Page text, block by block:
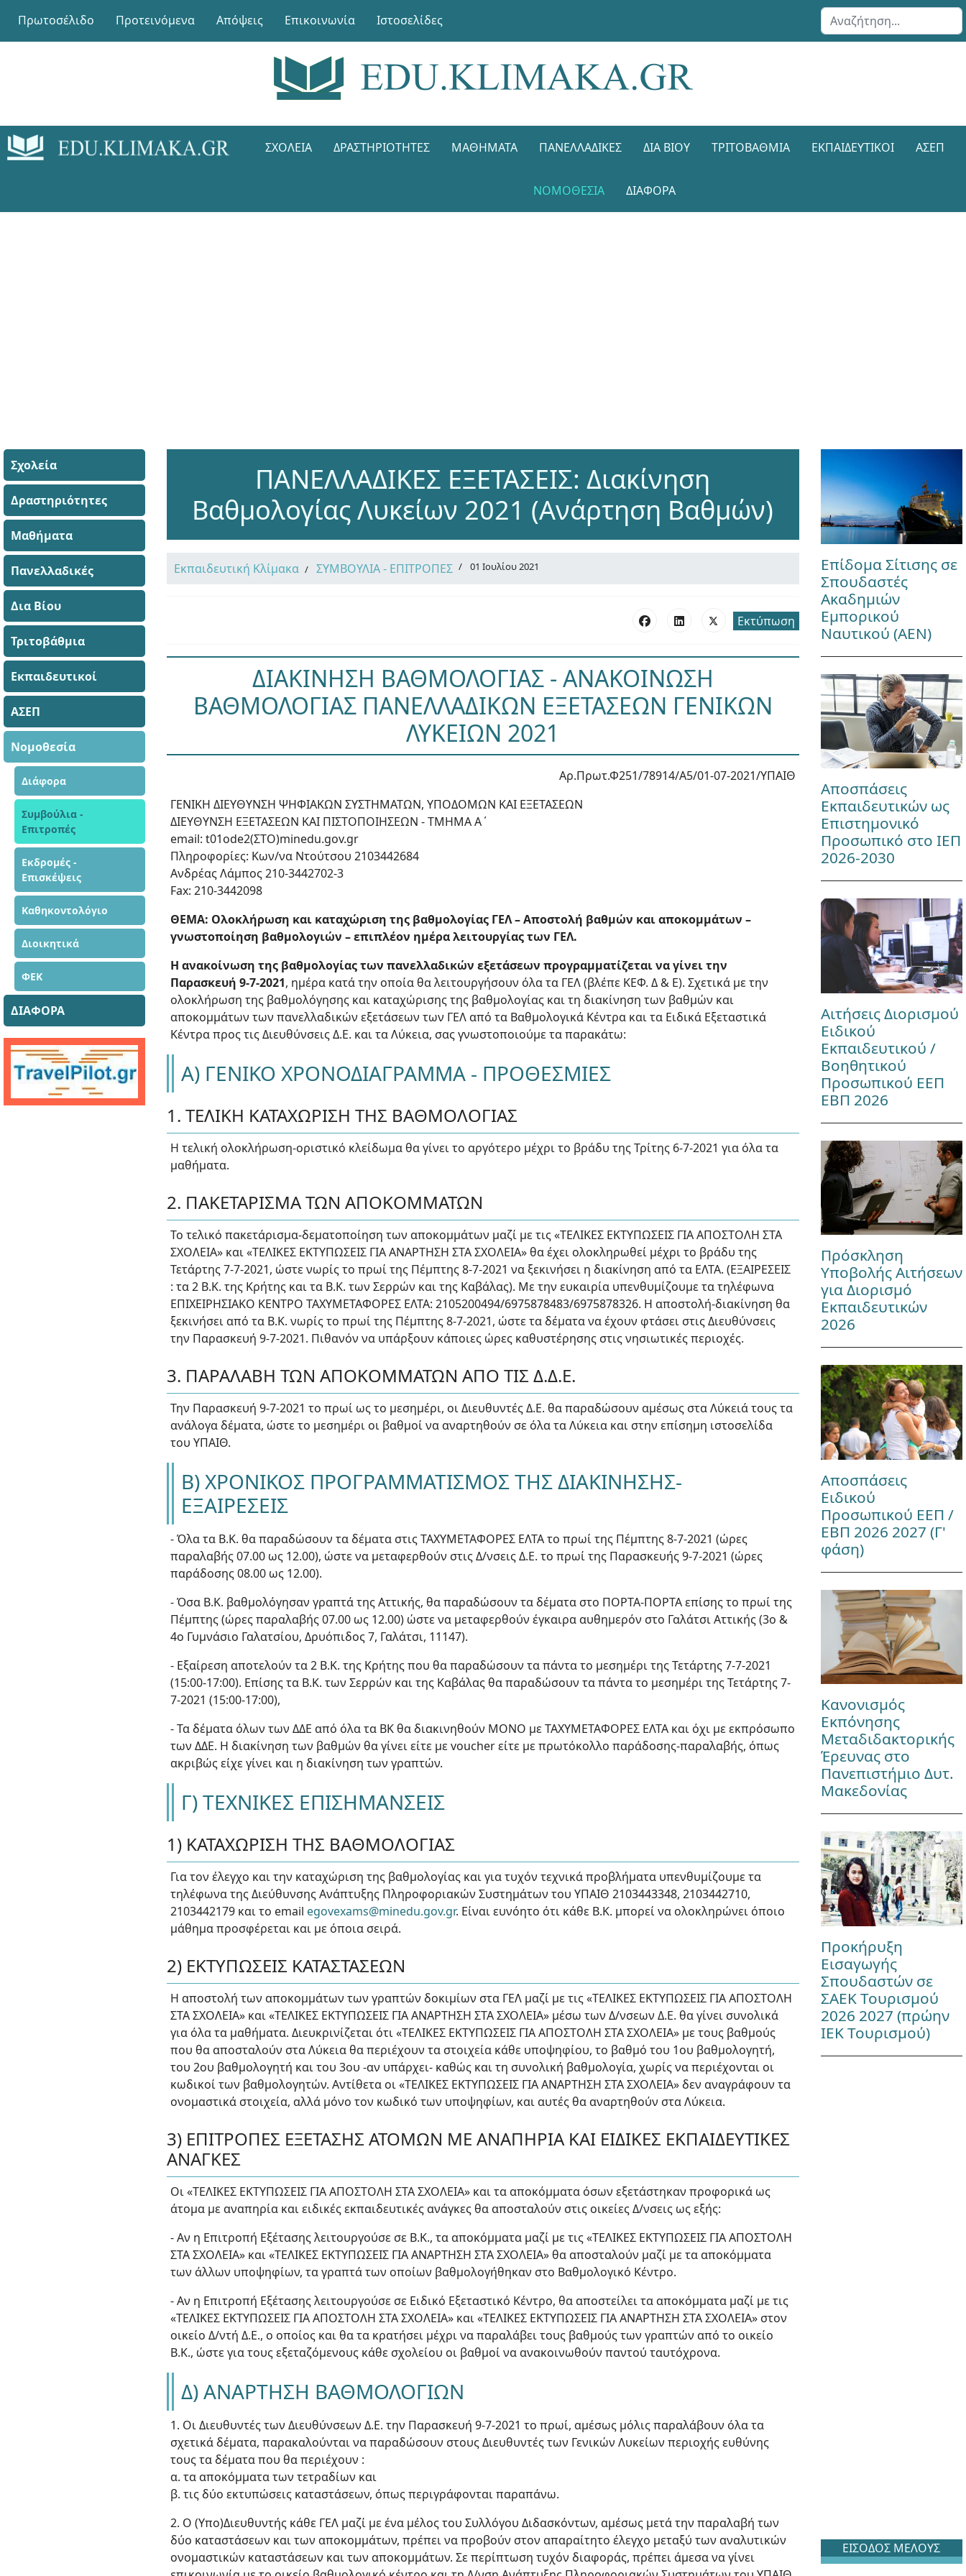
Πρωτοσέλιδο Προτεινόμενα Απόψεις Επικοινωνία Ιστοσελίδες Αναζήτηση...
ΣΧΟΛΕΊΑ ΔΡΑΣΤΗΡΙΌΤΗΤΕΣ ΜΑΘΉΜΑΤΑ ΠΑΝΕΛΛΑΔΙΚΈΣ ΔΙΑ ΒΊΟΥ ΤΡΙΤΟΒΆΘΜΙΑ ΕΚΠΑΙΔΕΥΤΙΚΟΊ ΑΣΕΠ
ΝΟΜΟΘΕΣΊΑ ΔΙΑΦΟΡΑ
Σχολεία
Δραστηριότητες
Μαθήματα
Πανελλαδικές
Δια Βίου
Τριτοβάθμια
Εκπαιδευτικοί
ΑΣΕΠ
Νομοθεσία
Διάφορα
Συμβούλια -
Επιτροπές
Εκδρομές -
Επισκέψεις
Καθηκοντολόγιο
Διοικητικά
ΦΕΚ
ΔΙΑΦΟΡΑ
ΠΑΝΕΛΛΑΔΙΚΕΣ ΕΞΕΤΑΣΕΙΣ: Διακίνηση
Βαθμολογίας Λυκείων 2021 (Ανάρτηση Βαθμών)
Εκπαιδευτική Κλίμακα ΣΥΜΒΟΥΛΙΑ - ΕΠΙΤΡΟΠΕΣ 01 Ιουλίου 2021
Εκτύπωση
ΔΙΑΚΙΝΗΣΗ ΒΑΘΜΟΛΟΓΙΑΣ - ΑΝΑΚΟΙΝΩΣΗ
ΒΑΘΜΟΛΟΓΙΑΣ ΠΑΝΕΛΛΑΔΙΚΩΝ ΕΞΕΤΑΣΕΩΝ ΓΕΝΙΚΩΝ
ΛΥΚΕΙΩΝ 2021
Αρ.Πρωτ.Φ251/78914/Α5/01-07-2021/ΥΠΑΙΘ
ΓΕΝΙΚΗ ΔΙΕΥΘΥΝΣΗ ΨΗΦΙΑΚΩΝ ΣΥΣΤΗΜΑΤΩΝ, ΥΠΟΔΟΜΩΝ ΚΑΙ ΕΞΕΤΑΣΕΩΝ
ΔΙΕΥΘΥΝΣΗ ΕΞΕΤΑΣΕΩΝ ΚΑΙ ΠΙΣΤΟΠΟΙΗΣΕΩΝ - ΤΜΗΜΑ Α΄
email: t01ode2(ΣΤΟ)minedu.gov.gr
Πληροφορίες: Κων/να Ντούτσου 2103442684
Ανδρέας Λάμπος 210-3442702-3
Fax: 210-3442098
ΘΕΜΑ: Ολοκλήρωση και καταχώριση της βαθμολογίας ΓΕΛ – Αποστολή βαθμών και αποκομμάτων –
γνωστοποίηση βαθμολογιών – επιπλέον ημέρα λειτουργίας των ΓΕΛ.
Η ανακοίνωση της βαθμολογίας των πανελλαδικών εξετάσεων προγραμματίζεται να γίνει την
Παρασκευή 9-7-2021, ημέρα κατά την οποία θα λειτουργήσουν όλα τα ΓΕΛ (βλέπε ΚΕΦ. Δ & Ε). Σχετικά με την
ολοκλήρωση της βαθμολόγησης και καταχώρισης της βαθμολογίας και τη διακίνηση των βαθμών και
αποκομμάτων των πανελλαδικών εξετάσεων των ΓΕΛ από τα Βαθμολογικά Κέντρα και τα Ειδικά Εξεταστικά
Κέντρα προς τις Διευθύνσεις Δ.Ε. και τα Λύκεια, σας γνωστοποιούμε τα παρακάτω:
Α) ΓΕΝΙΚΟ ΧΡΟΝΟΔΙΑΓΡΑΜΜΑ - ΠΡΟΘΕΣΜΙΕΣ
1. ΤΕΛΙΚΗ ΚΑΤΑΧΩΡΙΣΗ ΤΗΣ ΒΑΘΜΟΛΟΓΙΑΣ
Η τελική ολοκλήρωση-οριστικό κλείδωμα θα γίνει το αργότερο μέχρι το βράδυ της Τρίτης 6-7-2021 για όλα τα
μαθήματα.
2. ΠΑΚΕΤΑΡΙΣΜΑ ΤΩΝ ΑΠΟΚΟΜΜΑΤΩΝ
Το τελικό πακετάρισμα-δεματοποίηση των αποκομμάτων μαζί με τις «ΤΕΛΙΚΕΣ ΕΚΤΥΠΩΣΕΙΣ ΓΙΑ ΑΠΟΣΤΟΛΗ ΣΤΑ
ΣΧΟΛΕΙΑ» και «ΤΕΛΙΚΕΣ ΕΚΤΥΠΩΣΕΙΣ ΓΙΑ ΑΝΑΡΤΗΣΗ ΣΤΑ ΣΧΟΛΕΙΑ» θα έχει ολοκληρωθεί μέχρι το βράδυ της
Τετάρτης 7-7-2021, ώστε νωρίς το πρωί της Πέμπτης 8-7-2021 να ξεκινήσει η διακίνηση από τα ΕΛΤΑ. (ΕΞΑΙΡΕΣΕΙΣ
: τα 2 Β.Κ. της Κρήτης και τα Β.Κ. των Σερρών και της Καβάλας). Με την ευκαιρία υπενθυμίζουμε τα τηλέφωνα
ΕΠΙΧΕΙΡΗΣΙΑΚΟ ΚΕΝΤΡΟ ΤΑΧΥΜΕΤΑΦΟΡΕΣ ΕΛΤΑ: 2105200494/6975878483/6975878326. Η αποστολή-διακίνηση θα
ξεκινήσει από τα Β.Κ. νωρίς το πρωί της Πέμπτης 8-7-2021, ώστε τα δέματα να έχουν φτάσει στις Διευθύνσεις
την Παρασκευή 9-7-2021. Πιθανόν να υπάρξουν κάποιες ώρες καθυστέρησης στις νησιωτικές περιοχές.
3. ΠΑΡΑΛΑΒΗ ΤΩΝ ΑΠΟΚΟΜΜΑΤΩΝ ΑΠΟ ΤΙΣ Δ.Δ.Ε.
Την Παρασκευή 9-7-2021 το πρωί ως το μεσημέρι, οι Διευθυντές Δ.Ε. θα παραδώσουν αμέσως στα Λύκειά τους τα
ανάλογα δέματα, ώστε το μεσημέρι οι βαθμοί να αναρτηθούν σε όλα τα Λύκεια και στην επίσημη ιστοσελίδα
του ΥΠΑΙΘ.
Β) ΧΡΟΝΙΚΟΣ ΠΡΟΓΡΑΜΜΑΤΙΣΜΟΣ ΤΗΣ ΔΙΑΚΙΝΗΣΗΣ-
ΕΞΑΙΡΕΣΕΙΣ
- Όλα τα Β.Κ. θα παραδώσουν τα δέματα στις ΤΑΧΥΜΕΤΑΦΟΡΕΣ ΕΛΤΑ το πρωί της Πέμπτης 8-7-2021 (ώρες
παραλαβής 07.00 ως 12.00), ώστε να μεταφερθούν στις Δ/νσεις Δ.Ε. το πρωί της Παρασκευής 9-7-2021 (ώρες
παράδοσης 08.00 ως 12.00).
- Όσα Β.Κ. βαθμολόγησαν γραπτά της Αττικής, θα παραδώσουν τα δέματα στο ΠΟΡΤΑ-ΠΟΡΤΑ επίσης το πρωί της
Πέμπτης (ώρες παραλαβής 07.00 ως 12.00) ώστε να μεταφερθούν έγκαιρα αυθημερόν στο Γαλάτσι Αττικής (3ο &
4ο Γυμνάσιο Γαλατσίου, Δρυόπιδος 7, Γαλάτσι, 11147).
- Εξαίρεση αποτελούν τα 2 Β.Κ. της Κρήτης που θα παραδώσουν τα πάντα το μεσημέρι της Τετάρτης 7-7-2021
(15:00-17:00). Επίσης τα Β.Κ. των Σερρών και της Καβάλας θα παραδώσουν τα πάντα το μεσημέρι της Τετάρτης 7-
7-2021 (15:00-17:00),
- Τα δέματα όλων των ΔΔΕ από όλα τα ΒΚ θα διακινηθούν ΜΟΝΟ με ΤΑΧΥΜΕΤΑΦΟΡΕΣ ΕΛΤΑ και όχι με εκπρόσωπο
των ΔΔΕ. Η διακίνηση των βαθμών θα γίνει είτε με voucher είτε με πρωτόκολλο παράδοσης-παραλαβής, όπως
ακριβώς είχε γίνει και η διακίνηση των γραπτών.
Γ) ΤΕΧΝΙΚΕΣ ΕΠΙΣΗΜΑΝΣΕΙΣ
1) ΚΑΤΑΧΩΡΙΣΗ ΤΗΣ ΒΑΘΜΟΛΟΓΙΑΣ
Για τον έλεγχο και την καταχώριση της βαθμολογίας και για τυχόν τεχνικά προβλήματα υπενθυμίζουμε τα
τηλέφωνα της Διεύθυνσης Ανάπτυξης Πληροφοριακών Συστημάτων του ΥΠΑΙΘ 2103443348, 2103442710,
2103442179 και το email egovexams@minedu.gov.gr. Είναι ευνόητο ότι κάθε Β.Κ. μπορεί να ολοκληρώνει όποιο
μάθημα προσφέρεται και με όποια σειρά.
2) ΕΚΤΥΠΩΣΕΙΣ ΚΑΤΑΣΤΑΣΕΩΝ
Η αποστολή των αποκομμάτων των γραπτών δοκιμίων στα ΓΕΛ μαζί με τις «ΤΕΛΙΚΕΣ ΕΚΤΥΠΩΣΕΙΣ ΓΙΑ ΑΠΟΣΤΟΛΗ
ΣΤΑ ΣΧΟΛΕΙΑ» και «ΤΕΛΙΚΕΣ ΕΚΤΥΠΩΣΕΙΣ ΓΙΑ ΑΝΑΡΤΗΣΗ ΣΤΑ ΣΧΟΛΕΙΑ» μέσω των Δ/νσεων Δ.Ε. θα γίνει συνολικά
για όλα τα μαθήματα. Διευκρινίζεται ότι «ΤΕΛΙΚΕΣ ΕΚΤΥΠΩΣΕΙΣ ΓΙΑ ΑΠΟΣΤΟΛΗ ΣΤΑ ΣΧΟΛΕΙΑ» με τους βαθμούς
που θα αποσταλούν στα Λύκεια θα περιέχουν τα στοιχεία κάθε υποψηφίου, το βαθμό του 1ου βαθμολογητή,
του 2ου βαθμολογητή και του 3ου -αν υπάρχει- καθώς και τη συνολική βαθμολογία, χωρίς να περιέχονται οι
κωδικοί των βαθμολογητών. Αντίθετα οι «ΤΕΛΙΚΕΣ ΕΚΤΥΠΩΣΕΙΣ ΓΙΑ ΑΝΑΡΤΗΣΗ ΣΤΑ ΣΧΟΛΕΙΑ» δεν αναγράφουν τα
ονομαστικά στοιχεία, αλλά μόνο τον κωδικό των υποψηφίων, και αυτές θα αναρτηθούν στα Λύκεια.
3) ΕΠΙΤΡΟΠΕΣ ΕΞΕΤΑΣΗΣ ΑΤΟΜΩΝ ΜΕ ΑΝΑΠΗΡΙΑ ΚΑΙ ΕΙΔΙΚΕΣ ΕΚΠΑΙΔΕΥΤΙΚΕΣ
ΑΝΑΓΚΕΣ
Οι «ΤΕΛΙΚΕΣ ΕΚΤΥΠΩΣΕΙΣ ΓΙΑ ΑΠΟΣΤΟΛΗ ΣΤΑ ΣΧΟΛΕΙΑ» και τα αποκόμματα όσων εξετάστηκαν προφορικά ως
άτομα με αναπηρία και ειδικές εκπαιδευτικές ανάγκες θα αποσταλούν στις οικείες Δ/νσεις ως εξής:
- Αν η Επιτροπή Εξέτασης λειτουργούσε σε Β.Κ., τα αποκόμματα μαζί με τις «ΤΕΛΙΚΕΣ ΕΚΤΥΠΩΣΕΙΣ ΓΙΑ ΑΠΟΣΤΟΛΗ
ΣΤΑ ΣΧΟΛΕΙΑ» και «ΤΕΛΙΚΕΣ ΕΚΤΥΠΩΣΕΙΣ ΓΙΑ ΑΝΑΡΤΗΣΗ ΣΤΑ ΣΧΟΛΕΙΑ» θα αποσταλούν μαζί με τα αποκόμματα
των άλλων υποψηφίων, τα γραπτά των οποίων βαθμολογήθηκαν στο Βαθμολογικό Κέντρο.
- Αν η Επιτροπή Εξέτασης λειτουργούσε σε Ειδικό Εξεταστικό Κέντρο, θα αποστείλει τα αποκόμματα μαζί με τις
«ΤΕΛΙΚΕΣ ΕΚΤΥΠΩΣΕΙΣ ΓΙΑ ΑΠΟΣΤΟΛΗ ΣΤΑ ΣΧΟΛΕΙΑ» και «ΤΕΛΙΚΕΣ ΕΚΤΥΠΩΣΕΙΣ ΓΙΑ ΑΝΑΡΤΗΣΗ ΣΤΑ ΣΧΟΛΕΙΑ» στον
οικείο Δ/ντή Δ.Ε., ο οποίος και θα τα κρατήσει μέχρι να παραλάβει τους βαθμούς των γραπτών από το οικείο
Β.Κ., ώστε για τους εξεταζόμενους κάθε σχολείου οι βαθμοί να ανακοινωθούν παντού ταυτόχρονα.
Δ) ΑΝΑΡΤΗΣΗ ΒΑΘΜΟΛΟΓΙΩΝ
1. Οι Διευθυντές των Διευθύνσεων Δ.Ε. την Παρασκευή 9-7-2021 το πρωί, αμέσως μόλις παραλάβουν όλα τα
σχετικά δέματα, παρακαλούνται να παραδώσουν στους Διευθυντές των Γενικών Λυκείων περιοχής ευθύνης
τους τα δέματα που θα περιέχουν :
α. τα αποκόμματα των τετραδίων και
β. τις δύο εκτυπώσεις καταστάσεων, όπως περιγράφονται παραπάνω.
2. Ο (Υπο)Διευθυντής κάθε ΓΕΛ μαζί με ένα μέλος του Συλλόγου Διδασκόντων, αμέσως μετά την παραλαβή των
δύο καταστάσεων και των αποκομμάτων, πρέπει να προβούν στον απαραίτητο έλεγχο μεταξύ των αναλυτικών
ονομαστικών καταστάσεων και των αποκομμάτων. Σε περίπτωση τυχόν διαφοράς, πρέπει άμεσα να γίνει
Επίδομα Σίτισης σε
Σπουδαστές
Ακαδημιών
Εμπορικού
Ναυτικού (ΑΕΝ)
Αποσπάσεις
Εκπαιδευτικών ως
Επιστημονικό
Προσωπικό στο ΙΕΠ
2026-2030
Αιτήσεις Διορισμού
Ειδικού
Εκπαιδευτικού /
Βοηθητικού
Προσωπικού ΕΕΠ
ΕΒΠ 2026
Πρόσκληση
Υποβολής Αιτήσεων
για Διορισμό
Εκπαιδευτικών
2026
Αποσπάσεις
Ειδικού
Προσωπικού ΕΕΠ /
ΕΒΠ 2026 2027 (Γ'
φάση)
Κανονισμός
Εκπόνησης
Μεταδιδακτορικής
Έρευνας στο
Πανεπιστήμιο Δυτ.
Μακεδονίας
Προκήρυξη
Εισαγωγής
Σπουδαστών σε
ΣΑΕΚ Τουρισμού
2026 2027 (πρώην
ΙΕΚ Τουρισμού)
ΕΙΣΟΔΟΣ ΜΕΛΟΥΣ